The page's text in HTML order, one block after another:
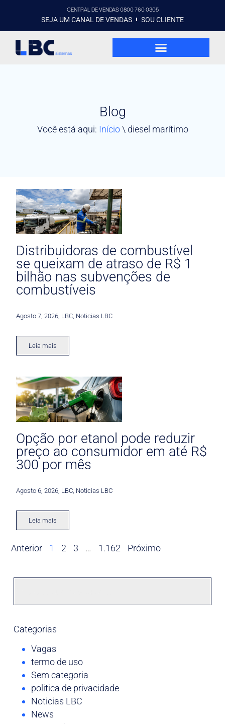
CENTRAL DE VENDAS 0800 760 0305
SEJA UM CANAL DE VENDAS SOU CLIENTE
Blog
Você está aqui: Início\ diesel marítimo
Distribuidoras de combustível
se queixam de atraso de R$ 1
bilhão nas subvenções de
combustíveis
Agosto 7, 2026 LBC Noticias LBC
Leia mais
Opção por etanol pode reduzir
preço ao consumidor em até R$
300 por mês
Agosto 6, 2026 LBC Noticias LBC
Leia mais
Anterior 1 2 3 … 1.162 Próximo
Categorias
Vagas
termo de uso
Sem categoria
politica de privacidade
Noticias LBC
News